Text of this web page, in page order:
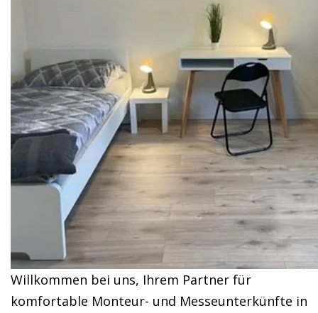
Willkommen bei uns, Ihrem Partner für
komfortable Monteur- und Messeunterkünfte in